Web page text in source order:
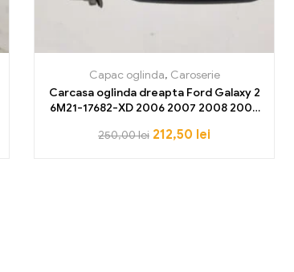
Capac oglinda, Caroserie
Carcasa oglinda dreapta Ford Galaxy 2
6M21-17682-XD 2006 2007 2008 2009
250,00lei 212,50 lei